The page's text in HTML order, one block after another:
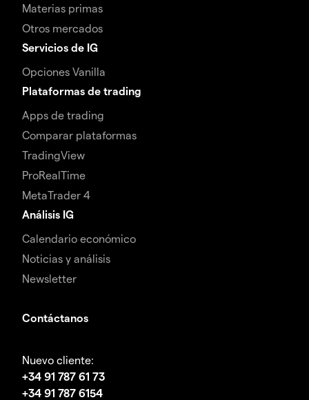
Materias primas
Otros mercados
Servicios de IG
Opciones Vanilla
Plataformas de trading
Apps de trading
Comparar plataformas
TradingView
ProRealTime
MetaTrader 4
Análisis IG
Calendario económico
Noticias y análisis
Newsletter
Contáctanos
Nuevo cliente:
+34 91 787 61 73
+34 91 787 6154